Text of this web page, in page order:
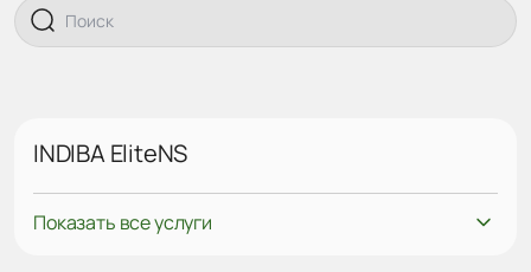
INDIBA EliteNS
Показать все услуги